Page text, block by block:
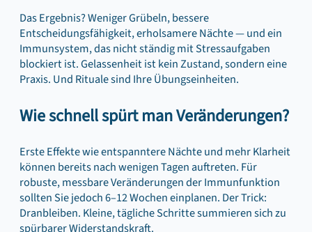
Das Ergebnis? Weniger Grübeln, bessere
Entscheidungsfähigkeit, erholsamere Nächte — und ein
Immunsystem, das nicht ständig mit Stressaufgaben
blockiert ist. Gelassenheit ist kein Zustand, sondern eine
Praxis. Und Rituale sind Ihre Übungseinheiten.
Wie schnell spürt man Veränderungen?
Erste Effekte wie entspanntere Nächte und mehr Klarheit
können bereits nach wenigen Tagen auftreten. Für
robuste, messbare Veränderungen der Immunfunktion
sollten Sie jedoch 6–12 Wochen einplanen. Der Trick:
Dranbleiben. Kleine, tägliche Schritte summieren sich zu
spürbarer Widerstandskraft.